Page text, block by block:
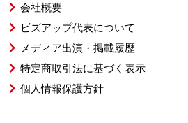
会社概要
ビズアップ代表について
メディア出演・掲載履歴
特定商取引法に基づく表示
個人情報保護方針